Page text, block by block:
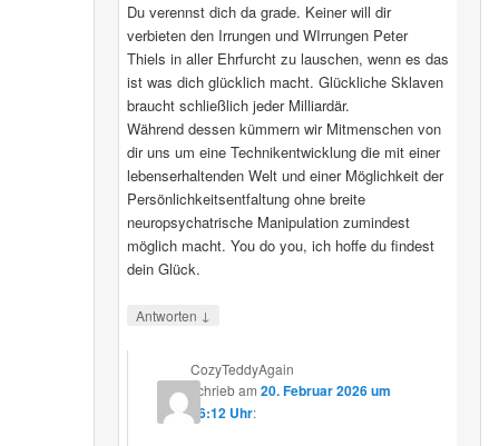
Du verennst dich da grade. Keiner will dir
verbieten den Irrungen und WIrrungen Peter
Thiels in aller Ehrfurcht zu lauschen, wenn es das
ist was dich glücklich macht. Glückliche Sklaven
braucht schließlich jeder Milliardär.
Während dessen kümmern wir Mitmenschen von
dir uns um eine Technikentwicklung die mit einer
lebenserhaltenden Welt und einer Möglichkeit der
Persönlichkeitsentfaltung ohne breite
neuropsychatrische Manipulation zumindest
möglich macht. You do you, ich hoffe du findest
dein Glück.
Antworten ↓
CozyTeddyAgain
schriebam20. Februar 2026 um
16:12 Uhr: